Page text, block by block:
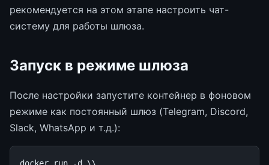
рекомендуется на этом этапе настроить чат-
систему для работы шлюза.
Запуск в режиме шлюза
После настройки запустите контейнер в фоновом
режиме как постоянный шлюз (Telegram, Discord,
Slack, WhatsApp и т.д.):